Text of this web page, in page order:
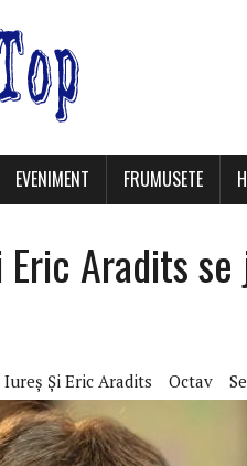
EVENIMENT FRUMUSETE
Aradits
Și Eric Aradits Octav